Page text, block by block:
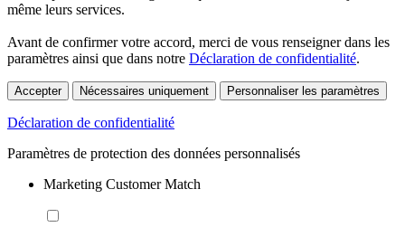
même leurs services.
Avant de confirmer votre accord, merci de vous renseigner dans les
paramètres ainsi que dans notre Déclaration de confidentialité.
Accepter Nécessaires uniquement Personnaliser les paramètres
Déclaration de confidentialité
Paramètres de protection des données personnalisés
Marketing Customer Match